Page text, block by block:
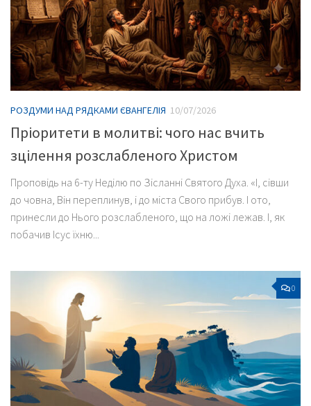
РОЗДУМИ НАД РЯДКАМИ ЄВАНГЕЛІЯ 10/07/2026
Пріоритети в молитві: чого нас вчить
зцілення розслабленого Христом
Проповідь на 6-ту Неділю по Зісланні Святого Духа. «І, сівши
до човна, Він переплинув, і до міста Свого прибув. І ото,
принесли до Нього розслабленого, що на ложі лежав. І, як
побачив Ісус їхню...
0